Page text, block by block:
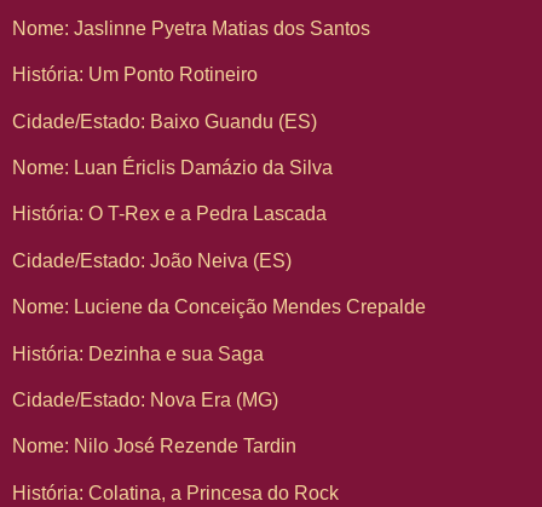
Nome: Jaslinne Pyetra Matias dos Santos
História: Um Ponto Rotineiro
Cidade/Estado: Baixo Guandu (ES)
Nome: Luan Ériclis Damázio da Silva
História: O T-Rex e a Pedra Lascada
Cidade/Estado: João Neiva (ES)
Nome: Luciene da Conceição Mendes Crepalde
História: Dezinha e sua Saga
Cidade/Estado: Nova Era (MG)
Nome: Nilo José Rezende Tardin
História: Colatina, a Princesa do Rock